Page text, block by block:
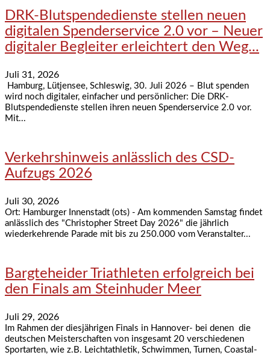
DRK-Blutspendedienste stellen neuen
digitalen Spenderservice 2.0 vor – Neuer
digitaler Begleiter erleichtert den Weg...
Juli 31, 2026
Hamburg, Lütjensee, Schleswig, 30. Juli 2026 – Blut spenden
wird noch digitaler, einfacher und persönlicher: Die DRK-
Blutspendedienste stellen ihren neuen Spenderservice 2.0 vor.
Mit...
Verkehrshinweis anlässlich des CSD-
Aufzugs 2026
Juli 30, 2026
Ort: Hamburger Innenstadt (ots) - Am kommenden Samstag findet
anlässlich des "Christopher Street Day 2026" die jährlich
wiederkehrende Parade mit bis zu 250.000 vom Veranstalter...
Bargteheider Triathleten erfolgreich bei
den Finals am Steinhuder Meer
Juli 29, 2026
Im Rahmen der diesjährigen Finals in Hannover- bei denen die
deutschen Meisterschaften von insgesamt 20 verschiedenen
Sportarten, wie z.B. Leichtathletik, Schwimmen, Turnen, Coastal-